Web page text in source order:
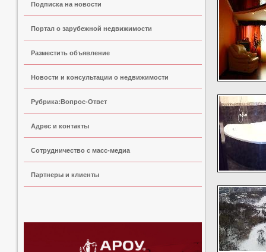
Подписка на новости
Портал о зарубежной недвижимости
Разместить объявление
Новости и консультации о недвижимости
Рубрика:Вопрос-Ответ
Адрес и контакты
Сoтрудничество с масс-медиа
Партнеры и клиенты